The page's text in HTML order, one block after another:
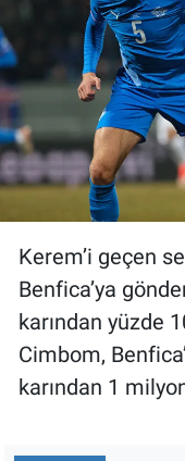
Kerem’i geçen
Benfica’ya
karından yüzde
Cimbom,
karından 1